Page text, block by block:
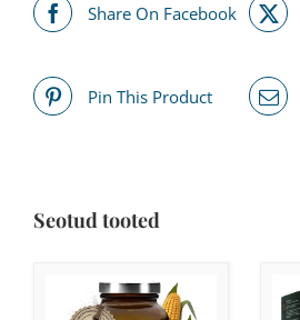
Share On Facebook
Pin This Product
Seotud tooted